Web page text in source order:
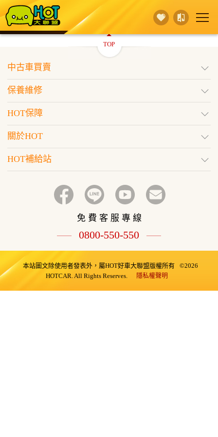
賣 車
行銷活動 據點查詢 HOT保障
TOP
中古車買賣
保養維修
HOT保障
關於HOT
HOT補給站
免 費 客 服 專 線
0800-550-550
本站圖文除使用者發表外，屬HOT好車大聯盟版權所有
©2026
HOTCAR. All Rights Reserves.
隱私權聲明